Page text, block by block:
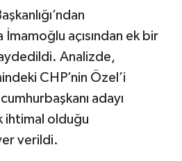
İmamoğlu açısından ek bir
Analizde,
CHP’nin Özel’i
adayı
ihtimal olduğu
verildi.